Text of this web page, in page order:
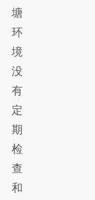
塘
环
境
没
有
定
期
检
查
和